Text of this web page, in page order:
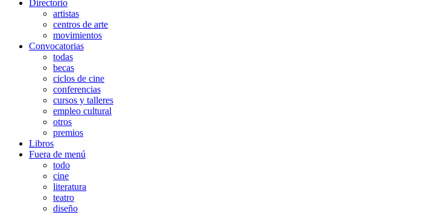
Directorio
artistas
centros de arte
movimientos
Convocatorias
todas
becas
ciclos de cine
conferencias
cursos y talleres
empleo cultural
otros
premios
Libros
Fuera de menú
todo
cine
literatura
teatro
diseño